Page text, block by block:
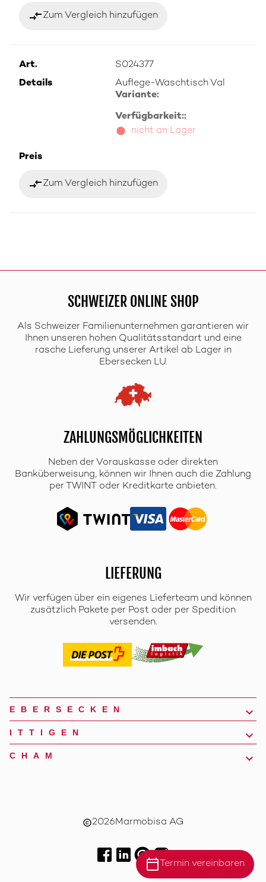
compare_arrowsZum Vergleich hinzufügen
Art.
S024377
Details
Auflege-Waschtisch Val
Variante:
Verfügbarkeit::
nicht an Lager
Preis
compare_arrowsZum Vergleich hinzufügen
SCHWEIZER ONLINE SHOP
Als Schweizer Familienunternehmen garantieren wir
Ihnen unseren hohen Qualitätsstandart und eine
rasche Lieferung unserer Artikel ab Lager in
Ebersecken LU.
ZAHLUNGSMÖGLICHKEITEN
Neben der Vorauskasse oder direkten
Banküberweisung, können wir Ihnen auch die Zahlung
per TWINT oder Kreditkarte anbieten.
LIEFERUNG
Wir verfügen über ein eigenes Lieferteam und können
zusätzlich Pakete per Post oder per Spedition
versenden.
calendar_today Termin vereinbaren
EBERSECKEN
ITTIGEN
CHAM
copyright2026Marmobisa AG